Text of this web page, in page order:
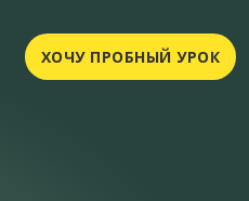
ХОЧУ ПРОБНЫЙ УРОК